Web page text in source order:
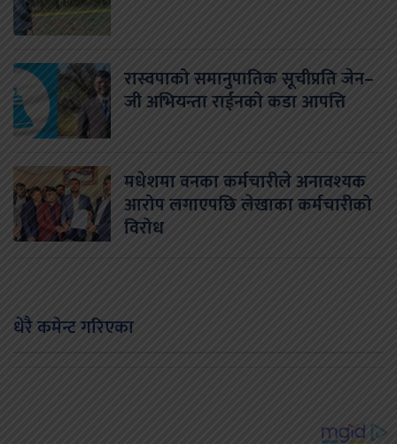
रास्वपाको समानुपातिक सूचीप्रति जेन–
जी अभियन्ता राईनको कडा आपत्ति
मधेशमा वनका कर्मचारीले अनावश्यक
आरोप लगाएपछि लेखाका कर्मचारीको
विरोध
धेरै कमेन्ट गरिएका